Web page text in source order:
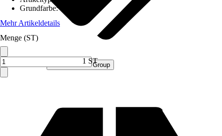
Verkauf durch: Procommerce Group
Grundfarbe:
Mehr Artikeldetails
Menge (ST)
1 ST